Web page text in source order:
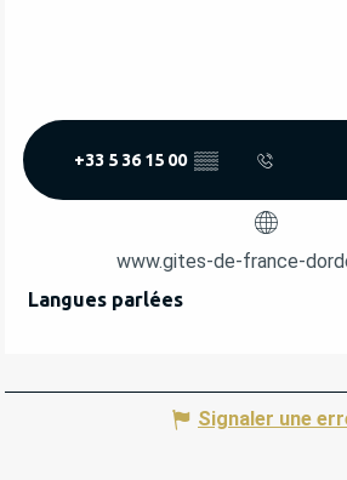
+33 5 36 15 00 ▒▒
www.gites-de-france-
Langues parlées
Langues parlées
Signaler une